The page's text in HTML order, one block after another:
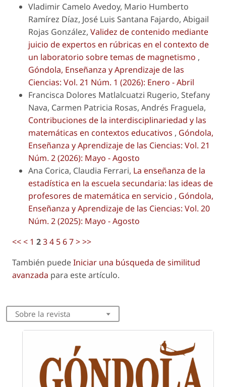
Vladimir Camelo Avedoy, Mario Humberto
Ramírez Díaz, José Luis Santana Fajardo, Abigail
Rojas González, Validez de contenido mediante
juicio de expertos en rúbricas en el contexto de
un laboratorio sobre temas de magnetismo ,
Góndola, Enseñanza y Aprendizaje de las
Ciencias: Vol. 21 Núm. 1 (2026): Enero - Abril
Francisca Dolores Matlalcuatzi Rugerio, Stefany
Nava, Carmen Patricia Rosas, Andrés Fraguela,
Contribuciones de la interdisciplinariedad y las
matemáticas en contextos educativos , Góndola,
Enseñanza y Aprendizaje de las Ciencias: Vol. 21
Núm. 2 (2026): Mayo - Agosto
Ana Corica, Claudia Ferrari, La enseñanza de la
estadística en la escuela secundaria: las ideas de
profesores de matemática en servicio , Góndola,
Enseñanza y Aprendizaje de las Ciencias: Vol. 20
Núm. 2 (2025): Mayo - Agosto
<<< 1 234 567>>>
También puedeIniciar una búsqueda de similitud
avanzada para este artículo.
Sobre la revista